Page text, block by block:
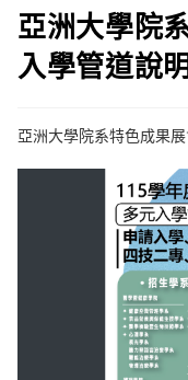
亞洲大學院
入學管道說
亞洲大學院系特色成果